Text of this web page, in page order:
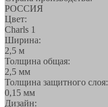
РОССИЯ
Цвет:
Charls 1
Ширина:
2,5 м
Толщина общая:
2,5 мм
Толщина защитного слоя:
0,15 мм
Дизайн: